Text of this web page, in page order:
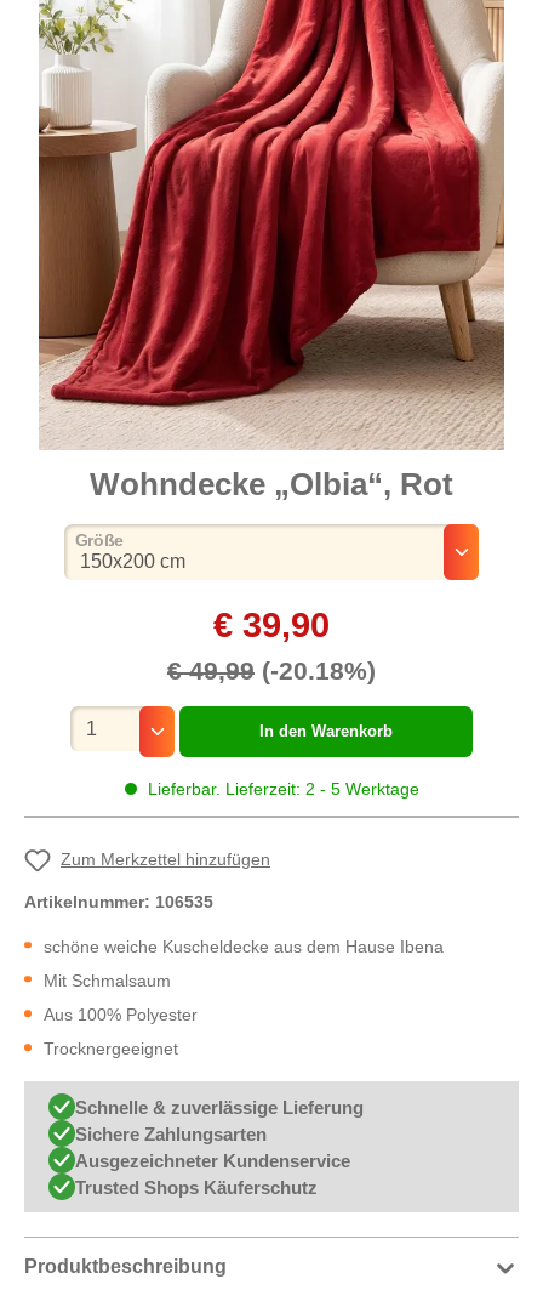
Wohndecke „Olbia“, Rot
€ 39,90
€ 49,99 (-20.18%)
Lieferbar. Lieferzeit: 2 - 5 Werktage
Größeauswählen
Mengenauswahl
In den Warenkorb
Zum Merkzettel hinzufügen
Artikelnummer: 106535
schöne weiche Kuscheldecke aus dem Hause Ibena
Mit Schmalsaum
Aus 100% Polyester
Trocknergeeignet
Schnelle & zuverlässige Lieferung
Sichere Zahlungsarten
Ausgezeichneter Kundenservice
Trusted Shops Käuferschutz
Produktbeschreibung